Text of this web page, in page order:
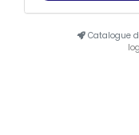
Catalogue